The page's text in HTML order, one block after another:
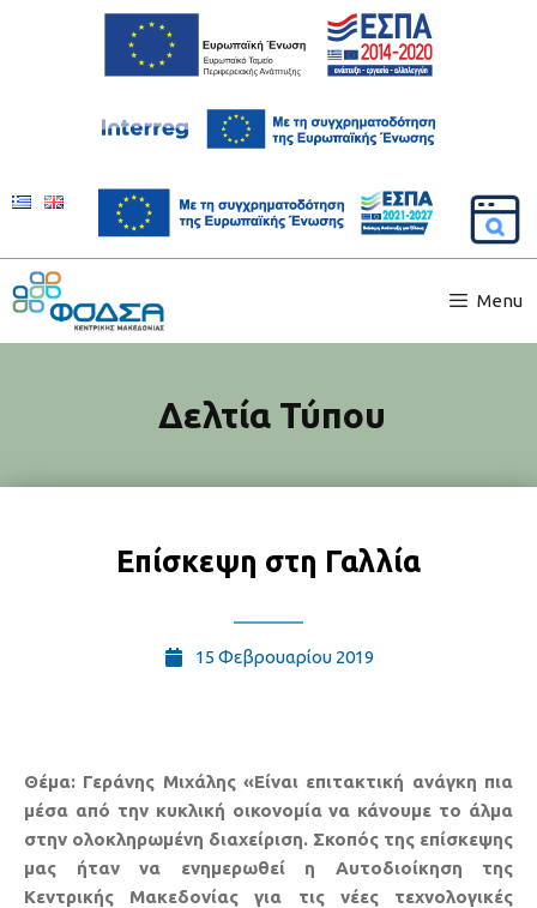
Menu
Δελτία Τύπου
Επίσκεψη στη Γαλλία
15 Φεβρουαρίου 2019
Θέμα: Γεράνης Μιχάλης «Είναι επιτακτική ανάγκη πια
μέσα από την κυκλική οικονομία να κάνουμε το άλμα
στην ολοκληρωμένη διαχείριση. Σκοπός της επίσκεψης
μας ήταν να ενημερωθεί η Αυτοδιοίκηση της
Κεντρικής Μακεδονίας για τις νέες τεχνολογικές